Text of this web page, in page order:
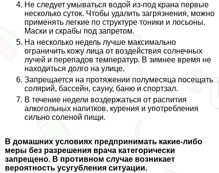
Не следует умываться водой из-под крана первые
несколько суток. Чтобы удалить загрязнения, можно
применять легкие по структуре тоники и лосьоны.
Маски и скpaбы под запретом.
На несколько недель лучше максимально
ограничить кожу лица от воздействия солнечных
лучей и перепадов температур. В зимнее время не
находиться долго на улице.
Запрещается на протяжении полумесяца посещать
солярий, бассейн, сауну, баню и спортзал.
В течение недели воздержаться от распития
алкогольных напитков, курения и употрeбления
сильно соленой пищи.
В домашних условиях предпринимать какие-либо
меры без разрешения врача категорически
запрещено. В противном случае возникает
вероятность усугубления ситуации.